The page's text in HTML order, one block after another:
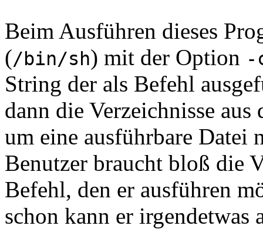
Beim Ausführen dieses
(/bin/sh) mit der Option -
String der als Befehl
dann die Verzeichnisse
um eine ausführbare Datei
Benutzer braucht bloß die
Befehl, den er ausführen
schon kann er irgendetwas